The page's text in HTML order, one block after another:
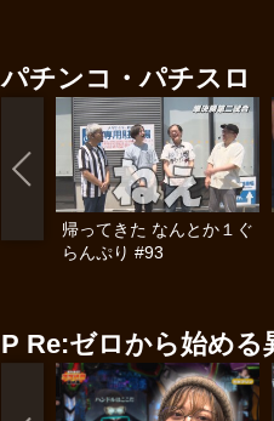
パチンコ・パチスロ
帰ってきた なんとか１ぐ
らんぷり #93
P Re:ゼロから始める